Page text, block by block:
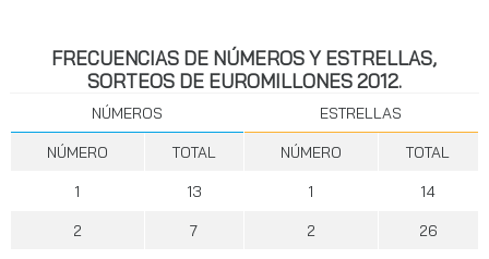
FRECUENCIAS DE NÚMEROS Y ESTRELLAS,
SORTEOS DE EUROMILLONES 2012.
NÚMEROS ESTRELLAS
NÚMERO TOTAL NÚMERO TOTAL
1 13 1 14
2 7 2 26